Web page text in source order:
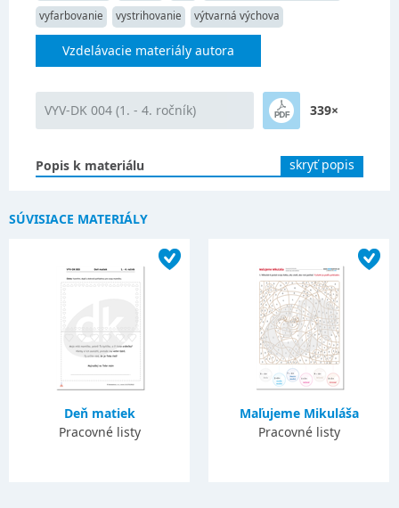
vyfarbovanie
vystrihovanie výtvarná výchova
Vzdelávacie materiály autora
VYV-DK 004 (1. - 4. ročník) 339×
Popis k materiálu skryť popis
SÚVISIACE MATERIÁLY
Deň matiek
Pracovné listy
Maľujeme Mikuláša
Pracovné listy